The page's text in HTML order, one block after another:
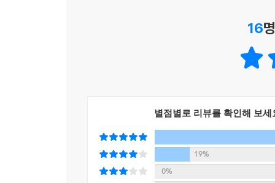
정희나의 허물이 드디어 벗겨졌고, 그 빈 껍데기
---「3장 · 선택은 끝났다」중에서
내가 만들고 떠난 장승 옆으로 몇 개의 작은 장승
있었다. 그 틈바구니에는 철산의 모습도 보였다.
라고 소리치는 그의 입안에는 혀가 없었다. 버림
16
별점별로 리뷰를 확인해 보세
19%
0%